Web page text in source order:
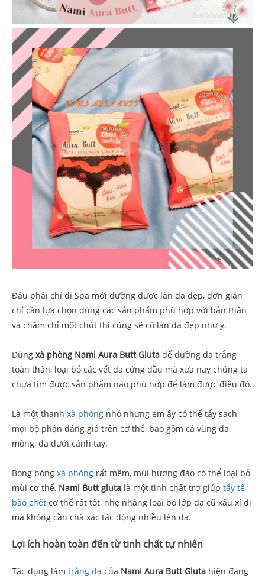
Đâu phải chỉ đi Spa mới dưỡng được làn da đẹp, đơn giản
chỉ cần lựa chọn đúng các sản phẩm phù hợp với bản thân
và chăm chỉ một chút thì cũng sẽ có làn da đẹp như ý.
Dùng xà phòng Nami Aura Butt Gluta để dưỡng da trắng
toàn thân, loại bỏ các vết da cứng đầu mà xưa nay chúng ta
chưa tìm được sản phẩm nào phù hợp để làm được điều đó.
Là một thanh xà phòng nhỏ nhưng em ấy có thể tẩy sạch
mọi bộ phận đáng giá trên cơ thể, bao gồm cả vùng da
mông, da dưới cánh tay.
Bong bóng xà phòng rất mềm, mùi hương đào có thể loại bỏ
mùi cơ thể, Nami Butt gluta là một tinh chất trợ giúp tẩy tế
bào chết cơ thể rất tốt, nhẹ nhàng loại bỏ lớp da cũ xấu xí đi
mà không cần chà xác tác động nhiều lên da.
Lợi ích hoàn toàn đến từ tinh chất tự nhiên
Tác dụng làm trắng da của Nami Aura Butt Gluta hiện đang